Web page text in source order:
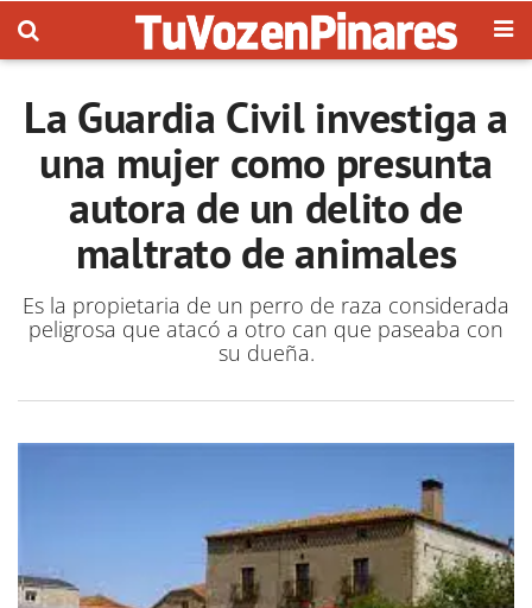
La Guardia Civil investiga a
una mujer como presunta
autora de un delito de
maltrato de animales
Es la propietaria de un perro de raza considerada
peligrosa que atacó a otro can que paseaba con
su dueña.